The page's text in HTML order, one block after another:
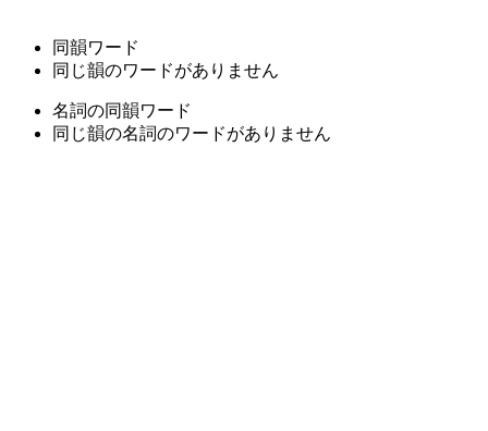
同韻ワード
同じ韻のワードがありません
名詞の同韻ワード
同じ韻の名詞のワードがありません